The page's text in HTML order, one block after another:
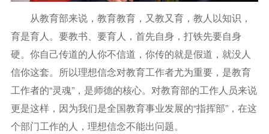
从教育部来说，教育教育，又教又育，教人以知识，
育是育人。要教书、要育人，首先自身，打铁先要自身
硬。你自己传道的人你不信道，你传的就是假道，就没人
信你这套。所以理想信念对教育工作者尤为重要，是教育
工作者的“灵魂”，是师德的核心。对教育部的工作人员来说
更是这样，因为我们是全国教育事业发展的“指挥部”，在这
个部门工作的人，理想信念不能出问题。